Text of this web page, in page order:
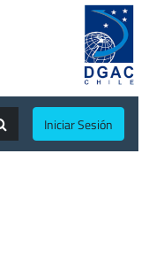
Iniciar Sesión